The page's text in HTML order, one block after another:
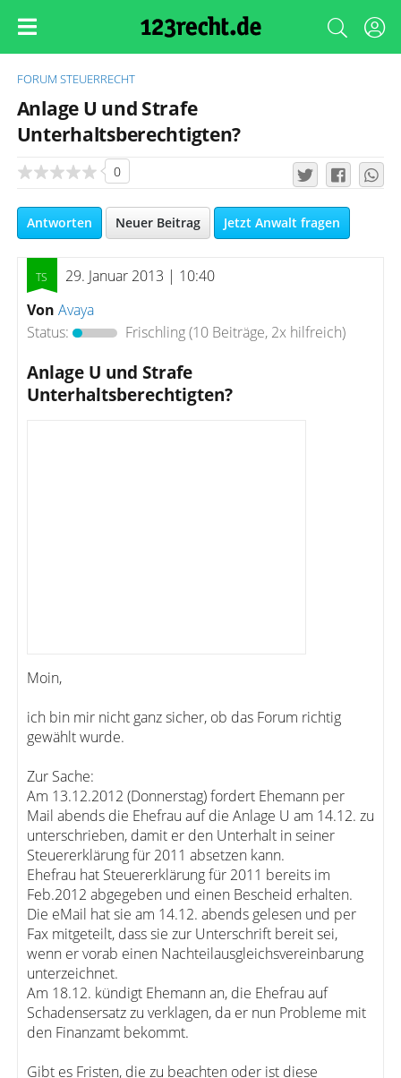
FORUM STEUERRECHT
Anlage U und Strafe
Unterhaltsberechtigten?
0
Antworten Neuer Beitrag Jetzt Anwalt fragen
29. Januar 2013 | 10:40
Von Avaya
Status:
Frischling(10 Beiträge, 2x hilfreich)
Anlage U und Strafe
Unterhaltsberechtigten?
Moin,
ich bin mir nicht ganz sicher, ob das Forum richtig
gewählt wurde.
Zur Sache:
Am 13.12.2012 (Donnerstag) fordert Ehemann per
Mail abends die Ehefrau auf die Anlage U am 14.12. zu
unterschrieben, damit er den Unterhalt in seiner
Steuererklärung für 2011 absetzen kann.
Ehefrau hat Steuererklärung für 2011 bereits im
Feb.2012 abgegeben und einen Bescheid erhalten.
Die eMail hat sie am 14.12. abends gelesen und per
Fax mitgeteilt, dass sie zur Unterschrift bereit sei,
wenn er vorab einen Nachteilausgleichsvereinbarung
unterzeichnet.
Am 18.12. kündigt Ehemann an, die Ehefrau auf
Schadensersatz zu verklagen, da er nun Probleme mit
den Finanzamt bekommt.
Gibt es Fristen, die zu beachten oder ist diese